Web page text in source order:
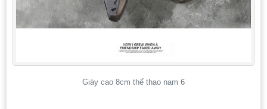
Giày cao 8cm thể thao nam 6